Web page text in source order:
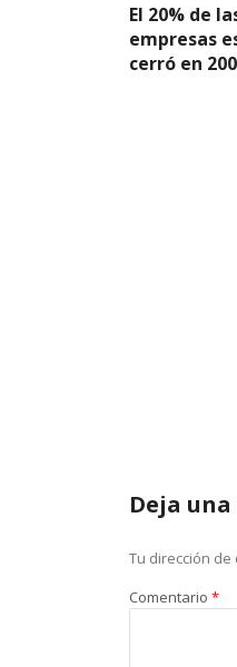
El 20% de
empresas
cerró en
Deja
Tu dirección
Comentario *